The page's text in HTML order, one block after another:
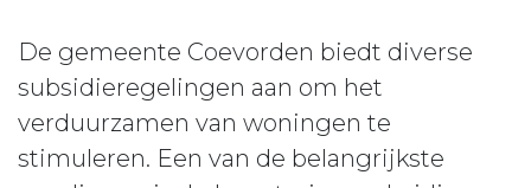
De gemeente Coevorden biedt diverse
subsidieregelingen aan om het
verduurzamen van woningen te
stimuleren. Een van de belangrijkste